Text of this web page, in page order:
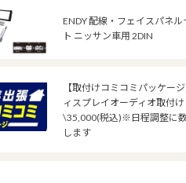
ENDY 配線・フェイスパネル
ト ニッサン車用 2DIN
【取付けコミコミパッケー
ィスプレイオーディオ取付け
\35,000(税込)※日程調整に
します